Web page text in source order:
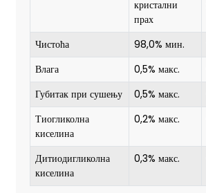
кристални
прах
Чистоћа 98,0% мин.
Влага
0,5% макс.
Губитак при сушењу
0,5% макс.
Тиогликолна
киселина
0,2% макс.
Дитиодигликолна
киселина
0,3% макс.